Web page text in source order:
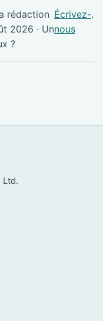
rédaction
2026 · Un
?
Écrivez-
nous
.
Ltd.